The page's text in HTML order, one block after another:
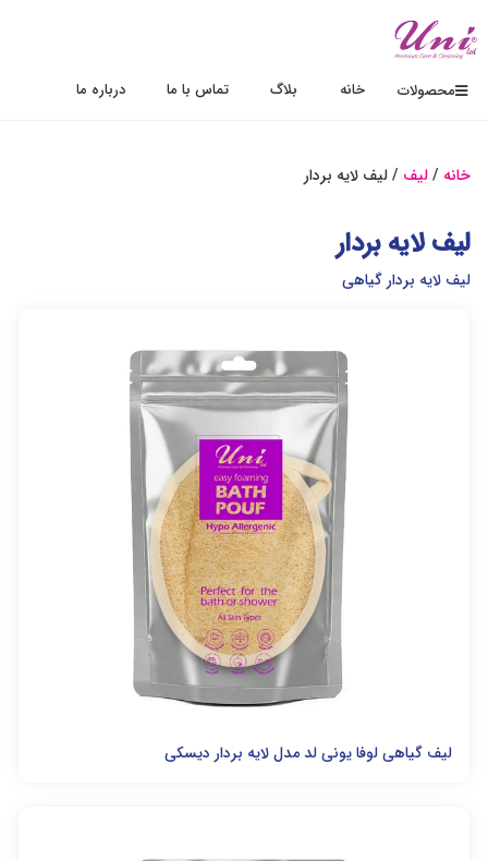
محصولات خانه بلاگ تماس با ما درباره ما
خانه /لیف / لیف لایه بردار
لیف لایه بردار
لیف لایه بردار گیاهی
لیف گیاهی لوفا یونی لد مدل لایه بردار دیسکی